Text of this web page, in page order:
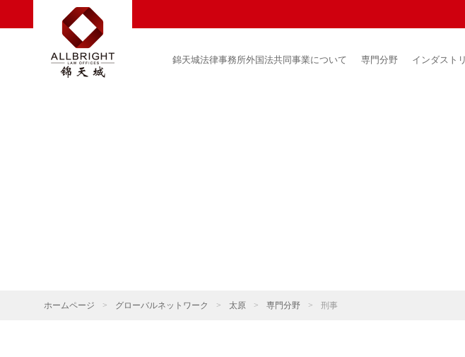
錦天城法律事務所外国法共同事業について 専門分野 インダスト
ホームページ > グローバルネットワーク > 太原 > 専門分野 > 刑事